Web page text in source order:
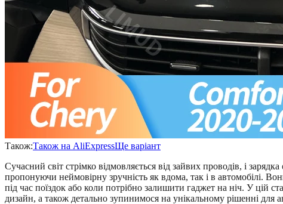
Також:Також на AliExpressЩе варіант
Сучасний світ стрімко відмовляється від зайвих проводів, і
пропонуючи неймовірну зручність як вдома, так і в автомобілі.
під час поїздок або коли потрібно залишити гаджет на ніч. У цій
дизайн, а також детально зупинимося на унікальному рішенні для